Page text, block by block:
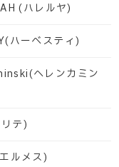
(ハレルヤ)
ハーベスティ)
ヘレンカミン
テ)
ルメス)